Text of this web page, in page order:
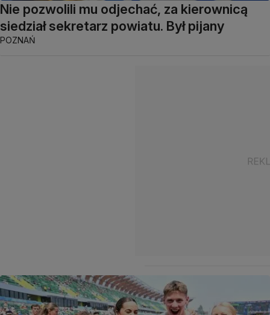
Nie pozwolili mu odjechać, za kierownicą
siedział sekretarz powiatu. Był pijany
POZNAŃ